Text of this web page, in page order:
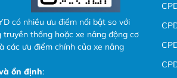
có nhiều ưu điểm nổi bật so với
truyền thống hoặc xe nâng động cơ
các ưu điểm chính của xe nâng
ổn định: